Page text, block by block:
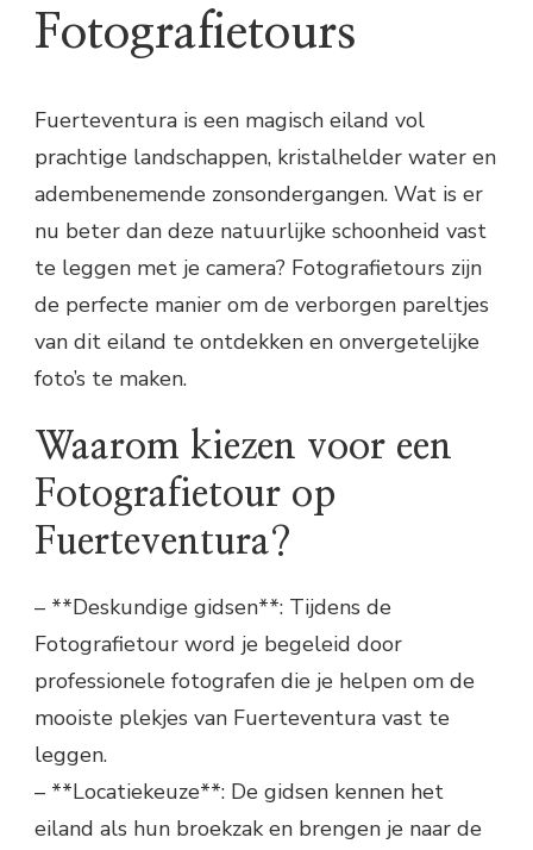
Fotografietours
Fuerteventura is een magisch eiland vol
prachtige landschappen, kristalhelder water en
adembenemende zonsondergangen. Wat is er
nu beter dan deze natuurlijke schoonheid vast
te leggen met je camera? Fotografietours zijn
de perfecte manier om de verborgen pareltjes
van dit eiland te ontdekken en onvergetelijke
foto’s te maken.
Waarom kiezen voor een
Fotografietour op
Fuerteventura?
– **Deskundige gidsen**: Tijdens de
Fotografietour word je begeleid door
professionele fotografen die je helpen om de
mooiste plekjes van Fuerteventura vast te
leggen.
– **Locatiekeuze**: De gidsen kennen het
eiland als hun broekzak en brengen je naar de